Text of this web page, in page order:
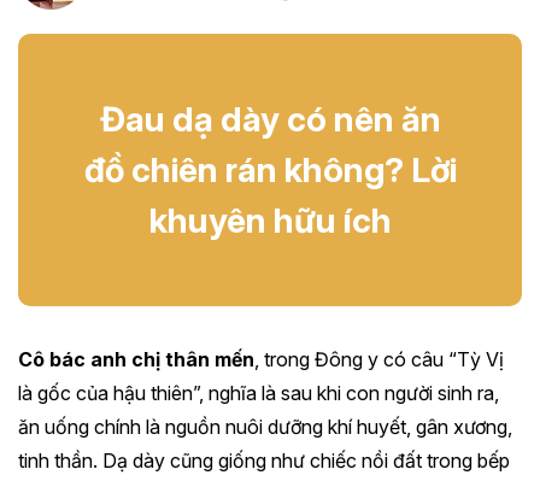
Đau dạ dày có nên ăn
đồ chiên rán không? Lời
khuyên hữu ích
Cô bác anh chị thân mến, trong Đông y có câu “Tỳ Vị
là gốc của hậu thiên”, nghĩa là sau khi con người sinh ra,
ăn uống chính là nguồn nuôi dưỡng khí huyết, gân xương,
tinh thần. Dạ dày cũng giống như chiếc nồi đất trong bếp